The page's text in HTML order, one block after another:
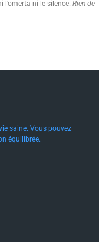
l’omerta ni le silence. Rien de
saine. Vous pouvez
équilibrée.